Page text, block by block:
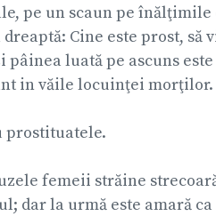
pe un scaun pe înălţimile
Cine este prost, să
luată pe ascuns este
in văile locuinţei morţilor.
prostituatele.
femeii străine
dar la urmă este amară